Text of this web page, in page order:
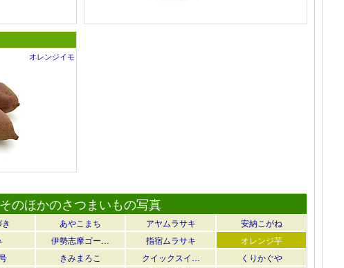
オレンジイモ
そのほかのさつまいもの写真
あやこまち アヤムラサキ
安納こがね
伊勢志摩ゴー… 指宿ムラサキ
オレンジ芋
きみまろこ クイックスイ…
くりかぐや